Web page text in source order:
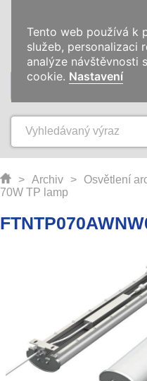
> Archiv > Osvětlení
70W TP lamp
Tento web používá k
služeb, personalizaci
analýze návštěvnosti
cookie. Nastavení